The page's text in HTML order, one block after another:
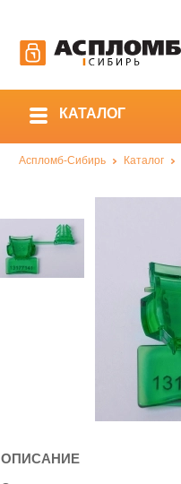
КАТАЛОГ
Аспломб-Сибирь Каталог
ОПИСАНИЕ